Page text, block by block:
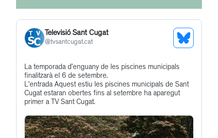
Televisió Sant Cugat
@tvsantcugat.cat
See
Get
to
this
post
La temporada d’enguany de les piscines municipals
finalitzarà el 6 de setembre.
L'entrada Aquest estiu les piscines municipals de Sant
Cugat estaran obertes fins al setembre ha aparegut
primer a TV Sant Cugat.